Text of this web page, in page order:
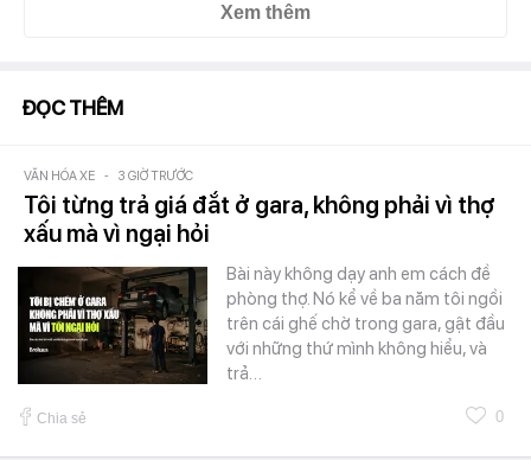
Xem thêm
ĐỌC THÊM
VĂN HÓA XE - 3 GIỜ TRƯỚC
Tôi từng trả giá đắt ở gara, không phải vì thợ
xấu mà vì ngại hỏi
Bài này không dạy anh em cách đề
phòng thợ. Nó kể về ba năm tôi ngồi
trên cái ghế chờ trong gara, gật đầu
với những thứ mình không hiểu, và
trả…
Chia sẻ 0